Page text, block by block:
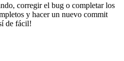
corregir el bug o completar los
y hacer un nuevo commit
de fácil!